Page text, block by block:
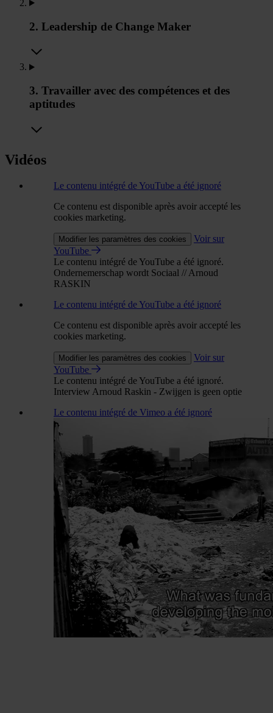
2. Leadership de Change Maker
3. Travailler avec des compétences et des
aptitudes
Vidéos
Le contenu intégré de YouTube a été ignoré
Ce contenu est disponible après avoir accepté les
cookies marketing.
Modifier les paramètres des cookies
Voir sur
YouTube
Le contenu intégré de YouTube a été ignoré.
Ondernemerschap wordt Sociaal // Arnoud
RASKIN
Le contenu intégré de YouTube a été ignoré
Ce contenu est disponible après avoir accepté les
cookies marketing.
Modifier les paramètres des cookies
Voir sur
YouTube
Le contenu intégré de YouTube a été ignoré.
Interview Arnoud Raskin - Zwijgen is geen optie
Le contenu intégré de Vimeo a été ignoré